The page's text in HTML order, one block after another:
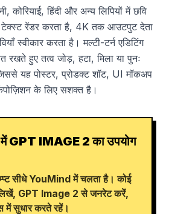
कोरियाई, हिंदी और अन्य लिपियों में छवि
रेंडर करता है, 4K तक आउटपुट देता
स्वीकार करता है। मल्टी-टर्न एडिटिंग
हुए तत्व जोड़, हटा, मिला या पुनः
यह पोस्टर, प्रोडक्ट शॉट, UI मॉकअप
के लिए सशक्त है।
GPT IMAGE 2 का उपयोग
सीधे YouMind में चलता है। कोई
GPT Image 2 से जनरेट करें,
में सुधार करते रहें।